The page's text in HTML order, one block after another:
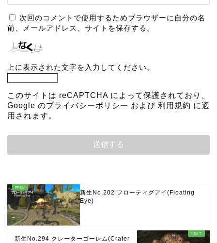
次回のコメントで使用するためブラウザーに自分の名
前、メールアドレス、サイトを保存する。
上に表示された文字を入力してください。
このサイトは reCAPTCHA によって保護されており、
Google のプライバシーポリシー および 利用規約 に適
用されます。
新生No.202 フローティグアイ(Floating
Eye)
新生No.294 クレーターゴーレム(Crater